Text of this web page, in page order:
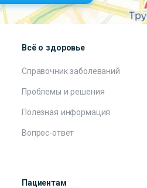
Всё о здоровье
Справочник заболеваний
Проблемы и решения
Полезная информация
Вопрос-ответ
Пациентам